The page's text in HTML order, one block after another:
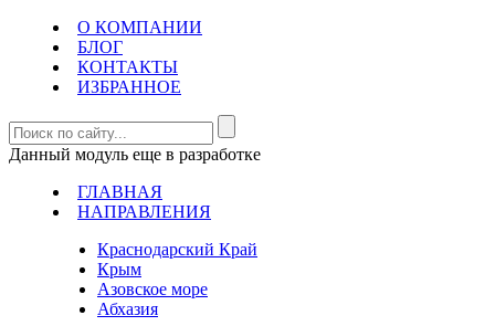
О КОМПАНИИ
БЛОГ
КОНТАКТЫ
ИЗБРАННОЕ
Данный модуль еще в разработке
ГЛАВНАЯ
НАПРАВЛЕНИЯ
Краснодарский Край
Крым
Азовское море
Абхазия